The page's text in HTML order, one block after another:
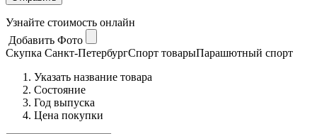
Узнайте стоимость онлайн
Добавить Фото
Скупка Санкт-ПетербургСпорт товарыПарашютный спорт
Указать название товара
Состояние
Год выпуска
Цена покупки